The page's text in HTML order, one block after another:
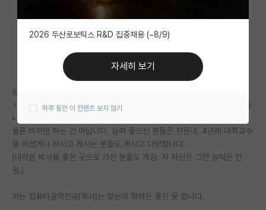
자유 게시판(아무개랩)
미국 유학 게시판
미국 대학원 합격 후기 게시판
대학원 합격 후기 게시판
연구실(PI) 홍보 게시판
석박사 채용 정보 게시판
광주에 있는 지방 사립대에서 컴퓨터공학과 석사 과정을 하고 있습니다.
사립대에서 광호동 중 하나입니다. 제가 능력이 되지 않아서 입학한 건 맞습
니다.
물론 비하만 하는 건 아닙니다. 능력 좋으신 분들은 전문대, 4년제 대학교수
를 하셨거나 하시고 계시는 분들도 계시고 다양합니다.
(대학원 박사를 좋은 곳으로 가신 분들도 계심. 저 자신은 그런 능력은 안
됨.)
저는 컴퓨터공학전공(학사)는 맞는데 학력은 좋진 못 합니다.
2026 두산로보틱스 R&D 집중채용 (~8/9)
자세히 보기
하루 동안 이 컨텐츠 보지 않기